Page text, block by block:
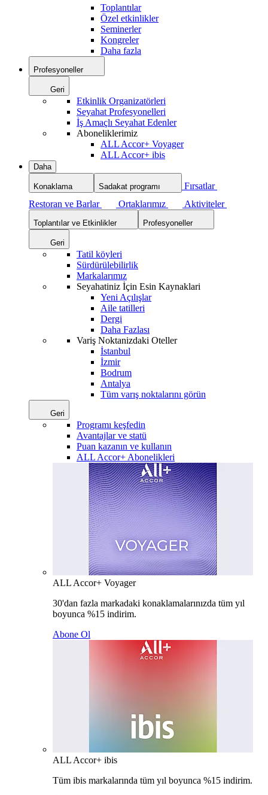
Toplantılar
Özel etkinlikler
Seminerler
Kongreler
Daha fazla
Profesyoneller
Geri
Etkinlik Organizatörleri
Seyahat Profesyonelleri
İş Amaçlı Seyahat Edenler
Aboneliklerimiz
ALL Accor+ Voyager
ALL Accor+ ibis
Daha
Konaklama Sadakat programı
Fırsatlar
Restoran ve Barlar
Ortaklarımız Aktiviteler
Toplantılar ve Etkinlikler Profesyoneller
Geri
Tatil köyleri
Sürdürülebilirlik
Markalarımız
Seyahatiniz İçin Esin Kaynaklari
Yeni Açılışlar
Aile tatilleri
Dergi
Daha Fazlası
Variş Noktanizdaki Oteller
İstanbul
İzmir
Bodrum
Antalya
Tüm varış noktalarını görün
Geri
Programı keşfedin
Avantajlar ve statü
Puan kazanın ve kullanın
ALL Accor+ Abonelikleri
ALL Accor+ Voyager
30'dan fazla markadaki konaklamalarınızda tüm yıl
boyunca %15 indirim.
Abone Ol
ALL Accor+ ibis
Tüm ibis markalarında tüm yıl boyunca %15 indirim.